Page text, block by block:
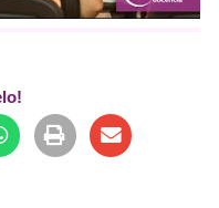
Teleformación
La
el Empleo